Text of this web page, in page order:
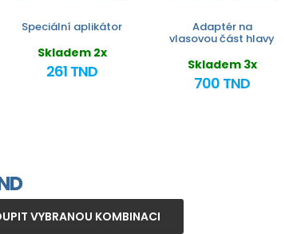
Speciální aplikátor
Skladem 2x
261 TND
Adaptér na
vlasovou část hlavy
Skladem 3x
700 TND
VYBRANOU KOMBINACI